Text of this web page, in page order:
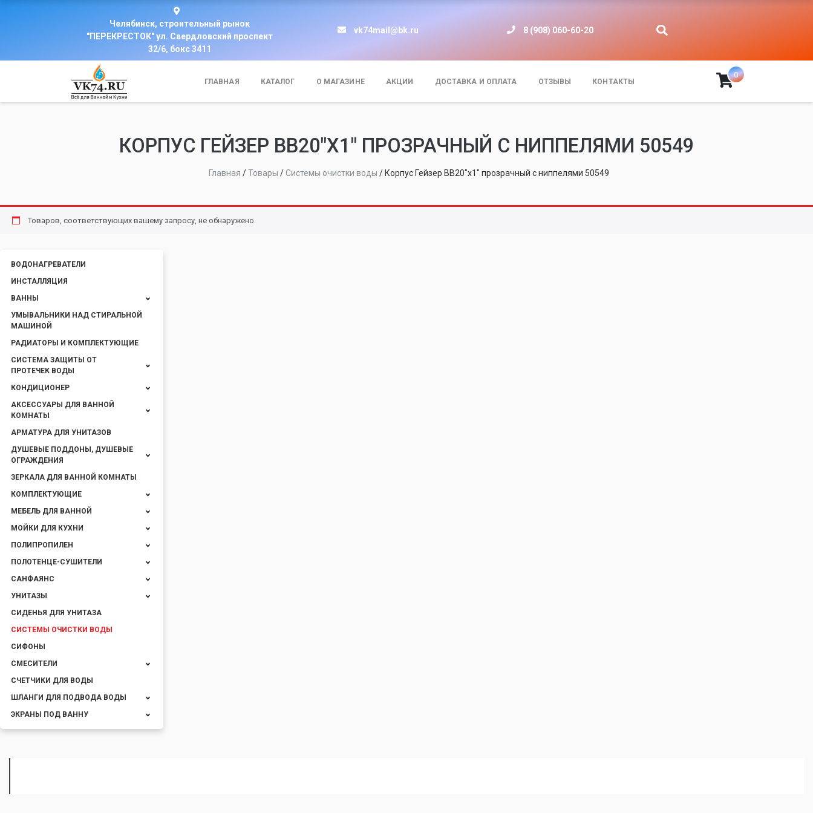
Челябинск, строительный рынок
"ПЕРЕКРЕСТОК" ул. Свердловский проспект
32/6, бокс 3411
vk74mail@bk.ru 8 (908) 060-60-20
ГЛАВНАЯ КАТАЛОГ О МАГАЗИНЕ АКЦИИ ДОСТАВКА И ОПЛАТА ОТЗЫВЫ КОНТАКТЫ
0
КОРПУС ГЕЙЗЕР BB20"Х1" ПРОЗРАЧНЫЙ С НИППЕЛЯМИ 50549
Главная /Товары /Системы очистки воды / Корпус Гейзер BB20"х1" прозрачный с ниппелями 50549
Товаров, соответствующих вашему запросу, не обнаружено.
ВОДОНАГРЕВАТЕЛИ
ИНСТАЛЛЯЦИЯ
ВАННЫ
УМЫВАЛЬНИКИ НАД СТИРАЛЬНОЙ
МАШИНОЙ
РАДИАТОРЫ И КОМПЛЕКТУЮЩИЕ
СИСТЕМА ЗАЩИТЫ ОТ
ПРОТЕЧЕК ВОДЫ
КОНДИЦИОНЕР
АКСЕССУАРЫ ДЛЯ ВАННОЙ
КОМНАТЫ
АРМАТУРА ДЛЯ УНИТАЗОВ
ДУШЕВЫЕ ПОДДОНЫ, ДУШЕВЫЕ
ОГРАЖДЕНИЯ
ЗЕРКАЛА ДЛЯ ВАННОЙ КОМНАТЫ
КОМПЛЕКТУЮЩИЕ
МЕБЕЛЬ ДЛЯ ВАННОЙ
МОЙКИ ДЛЯ КУХНИ
ПОЛИПРОПИЛЕН
ПОЛОТЕНЦЕ-СУШИТЕЛИ
САНФАЯНС
УНИТАЗЫ
СИДЕНЬЯ ДЛЯ УНИТАЗА
СИСТЕМЫ ОЧИСТКИ ВОДЫ
СИФОНЫ
СМЕСИТЕЛИ
СЧЕТЧИКИ ДЛЯ ВОДЫ
ШЛАНГИ ДЛЯ ПОДВОДА ВОДЫ
ЭКРАНЫ ПОД ВАННУ